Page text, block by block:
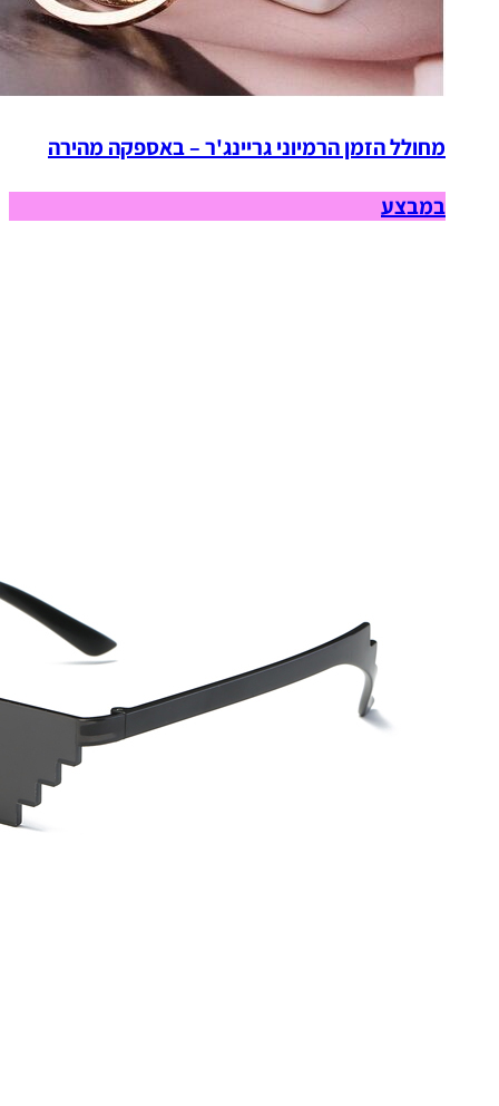
מחולל הזמן הרמיוני גריינג'ר – באספקה מהירה
במבצע